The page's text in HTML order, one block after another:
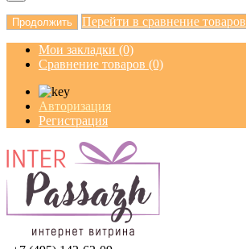
Продолжить Перейти в сравнение товаров
Мои закладки (0)
Сравнение товаров (0)
Авторизация
Регистрация